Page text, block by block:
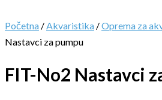
Početna /Akvaristika /Oprema za
Nastavci za pumpu
FIT-No2 Nastavci